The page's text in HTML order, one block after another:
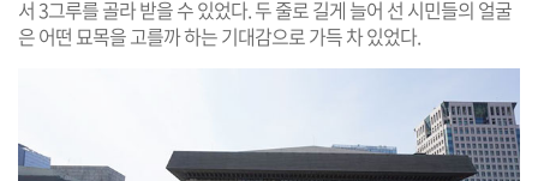
서 3그루를 골라 받을 수 있었다. 두 줄로 길게 늘어 선 시민들의 얼굴
은 어떤 묘목을 고를까 하는 기대감으로 가득 차 있었다.